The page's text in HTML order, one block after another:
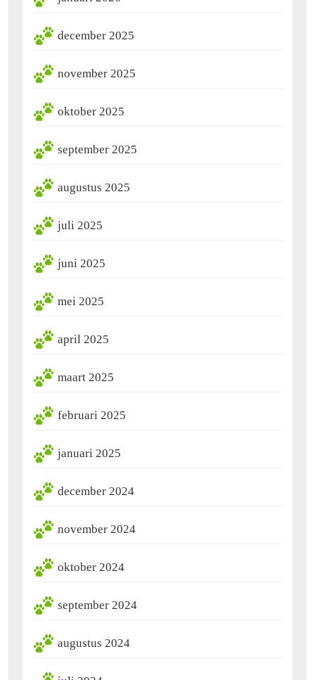
december 2025
november 2025
oktober 2025
september 2025
augustus 2025
juli 2025
juni 2025
mei 2025
april 2025
maart 2025
februari 2025
januari 2025
december 2024
november 2024
oktober 2024
september 2024
augustus 2024